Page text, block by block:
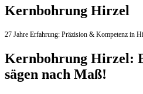
Kernbohrung Hirzel
27 Jahre Erfahrung: Präzision & Kompetenz in
Kernbohrung Hirzel:
sägen nach Maß!